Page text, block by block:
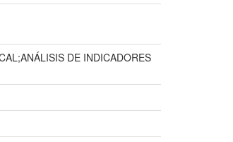
DE INDICADORES